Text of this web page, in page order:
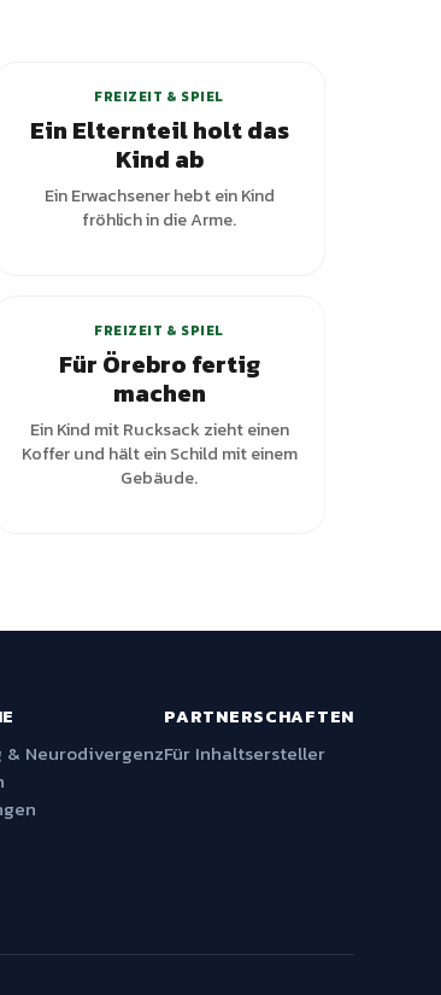
FREIZEIT & SPIEL
Ein Elternteil holt das
Kind ab
Ein Erwachsener hebt ein Kind
fröhlich in die Arme.
FREIZEIT & SPIEL
Für Örebro fertig
machen
Ein Kind mit Rucksack zieht einen
Koffer und hält ein Schild mit einem
Gebäude.
Neurodivergenz
PARTNERSCHAFTEN
Für Inhaltsersteller